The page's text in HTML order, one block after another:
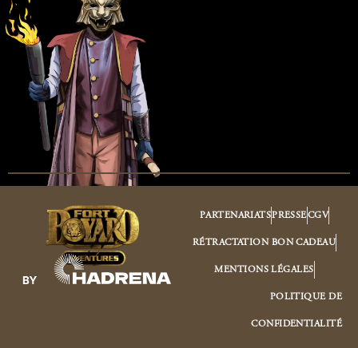
PARTENARIATSPRESSECGV
RÉTRACTATION BON CADEAU
MENTIONS LÉGALES
POLITIQUE DE
CONFIDENTIALITÉ